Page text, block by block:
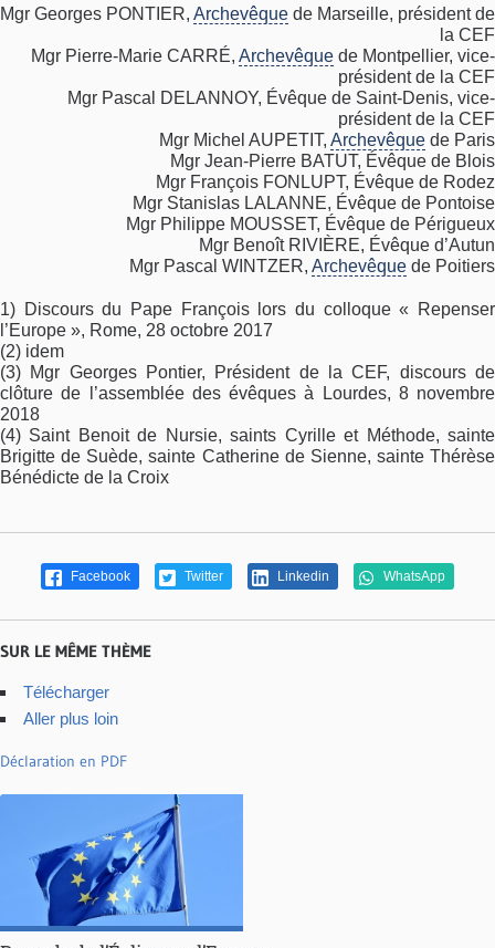
Mgr Georges PONTIER, Archevêque de Marseille, président de
la CEF
Mgr Pierre-Marie CARRÉ, Archevêque de Montpellier, vice-
président de la CEF
Mgr Pascal DELANNOY, Évêque de Saint-Denis, vice-
président de la CEF
Mgr Michel AUPETIT, Archevêque de Paris
Mgr Jean-Pierre BATUT, Évêque de Blois
Mgr François FONLUPT, Évêque de Rodez
Mgr Stanislas LALANNE, Évêque de Pontoise
Mgr Philippe MOUSSET, Évêque de Périgueux
Mgr Benoît RIVIÈRE, Évêque d’Autun
Mgr Pascal WINTZER, Archevêque de Poitiers
1) Discours du Pape François lors du colloque « Repenser
l’Europe », Rome, 28 octobre 2017
(2) idem
(3) Mgr Georges Pontier, Président de la CEF, discours de
clôture de l’assemblée des évêques à Lourdes, 8 novembre
2018
(4) Saint Benoit de Nursie, saints Cyrille et Méthode, sainte
Brigitte de Suède, sainte Catherine de Sienne, sainte Thérèse
Bénédicte de la Croix
Facebook Twitter Linkedin WhatsApp
SUR LE MÊME THÈME
Télécharger
Aller plus loin
Déclaration en PDF